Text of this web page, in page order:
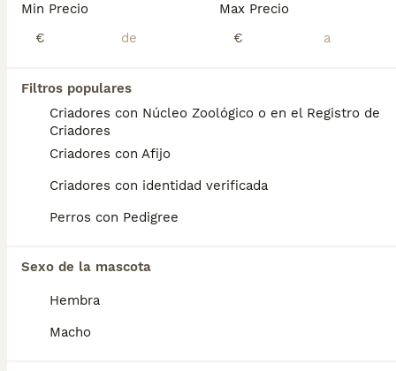
Min Precio
€
Max Precio
€
Filtros populares
Criadores con Núcleo Zoológico o en el Registro de
Criadores
Criadores con Afijo
Criadores con identidad verificada
Perros con Pedigree
Sexo de la mascota
Hembra
Macho
Preguntas frecuentes
¿Cuánto cuesta un cachorro
de Silky Terrier?
El coste medio de un cachorro de Silky
Terrier en España es de aproximadamente
700€, aunque los precios pueden variar
según factores como el pedigrí, la
¿Cómo es el carácter de